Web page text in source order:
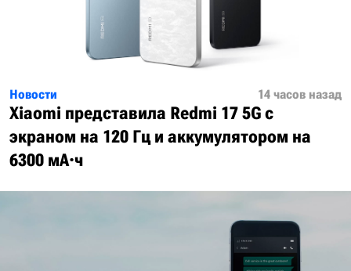
Новости 14 часов назад
Xiaomi представила Redmi 17 5G с
экраном на 120 Гц и аккумулятором на
6300 мА·ч